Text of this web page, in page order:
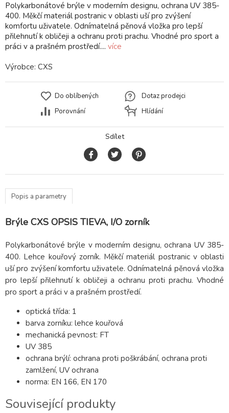
Polykarbonátové brýle v moderním designu, ochrana UV 385-
400. Měkčí materiál postranic v oblasti uší pro zvýšení
komfortu uživatele. Odnímatelná pěnová vložka pro lepší
přilehnutí k obličeji a ochranu proti prachu. Vhodné pro sport a
práci v a prašném prostředí.... více
Výrobce: CXS
Do oblíbených
Porovnání
Dotaz prodejci
Hlídání
Sdílet
Popis a parametry
Brýle CXS OPSIS TIEVA, I/O zorník
Polykarbonátové brýle v moderním designu, ochrana UV 385-
400. Lehce kouřový zorník. Měkčí materiál postranic v oblasti
uší pro zvýšení komfortu uživatele. Odnímatelná pěnová vložka
pro lepší přilehnutí k obličeji a ochranu proti prachu. Vhodné
pro sport a práci v a prašném prostředí.
optická třída: 1
barva zorníku: lehce kouřová
mechanická pevnost: FT
UV 385
ochrana brýlí: ochrana proti poškrábání, ochrana proti
zamlžení, UV ochrana
norma: EN 166, EN 170
Související produkty